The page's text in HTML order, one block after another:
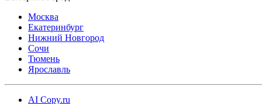
Москва
Екатеринбург
Нижний Новгород
Сочи
Тюмень
Ярославль
AI Copy.ru